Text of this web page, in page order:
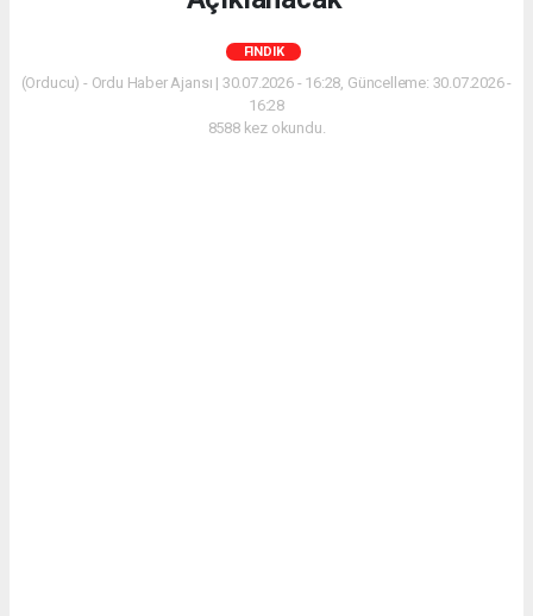
FINDIK
(Orducu) - Ordu Haber Ajansı | 30.07.2026 - 16:28, Güncelleme: 30.07.2026 -
16:28
8588 kez okundu.